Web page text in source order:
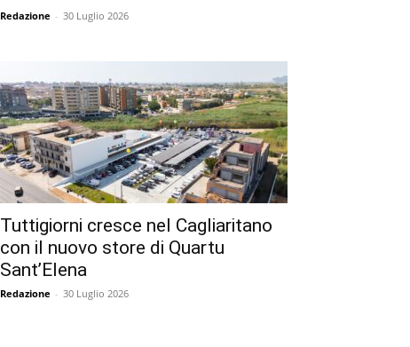
Redazione - 30 Luglio 2026
Tuttigiorni cresce nel Cagliaritano
con il nuovo store di Quartu
Sant’Elena
Redazione - 30 Luglio 2026